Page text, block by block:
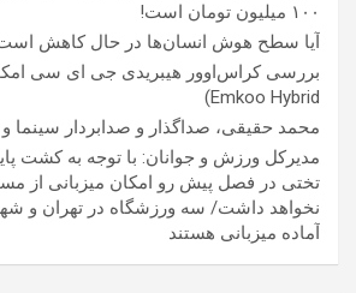
۱۰۰ میلیون تومان است!
آیا سطح هوش انسان‌ها در حال کاهش
Emkoo Hybrid)
محمد حقیقی، صداگذار و صدابردار سینما
مدیرکل ورزش و جوانان: با توجه به کشت
تختی در فصل پیش رو امکان میزبانی از
نخواهد داشت/ سه ورزشگاه در تهران و
آماده میزبانی هستند